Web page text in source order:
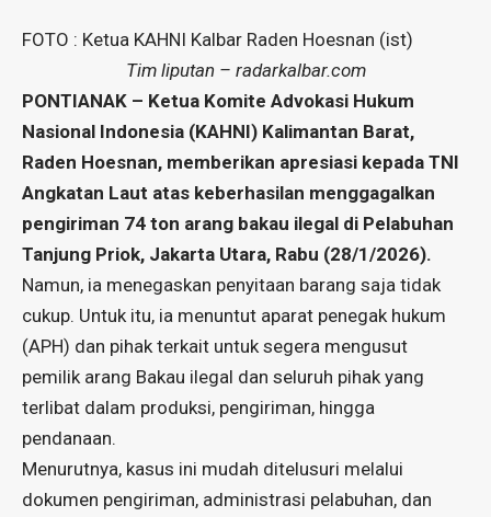
FOTO : Ketua KAHNI Kalbar Raden Hoesnan (ist)
Tim liputan – radarkalbar.com
PONTIANAK – Ketua Komite Advokasi Hukum
Nasional Indonesia (KAHNI) Kalimantan Barat,
Raden Hoesnan, memberikan apresiasi kepada TNI
Angkatan Laut atas keberhasilan menggagalkan
pengiriman 74 ton arang bakau ilegal di Pelabuhan
Tanjung Priok, Jakarta Utara, Rabu (28/1/2026).
Namun, ia menegaskan penyitaan barang saja tidak
cukup. Untuk itu, ia menuntut aparat penegak hukum
(APH) dan pihak terkait untuk segera mengusut
pemilik arang Bakau ilegal dan seluruh pihak yang
terlibat dalam produksi, pengiriman, hingga
pendanaan.
Menurutnya, kasus ini mudah ditelusuri melalui
dokumen pengiriman, administrasi pelabuhan, dan